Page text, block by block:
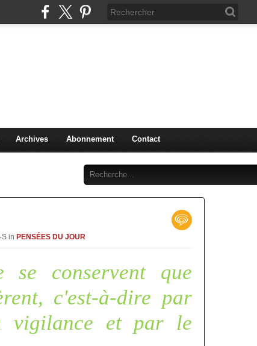
Archives Abonnement Contact
in PENSÉES DU JOUR
se conservent que
c'est-à-dire par
vigilance et par le